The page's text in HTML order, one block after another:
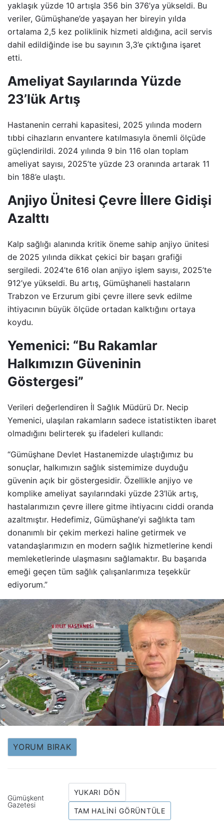
yaklaşık yüzde 10 artışla 356 bin 376’ya yükseldi. Bu
veriler, Gümüşhane’de yaşayan her bireyin yılda
ortalama 2,5 kez poliklinik hizmeti aldığına, acil servis
dahil edildiğinde ise bu sayının 3,3’e çıktığına işaret
etti.
Ameliyat Sayılarında Yüzde
23’lük Artış
Hastanenin cerrahi kapasitesi, 2025 yılında modern
tıbbi cihazların envantere katılmasıyla önemli ölçüde
güçlendirildi. 2024 yılında 9 bin 116 olan toplam
ameliyat sayısı, 2025’te yüzde 23 oranında artarak 11
bin 188’e ulaştı.
Anjiyo Ünitesi Çevre İllere Gidişi
Azalttı
Kalp sağlığı alanında kritik öneme sahip anjiyo ünitesi
de 2025 yılında dikkat çekici bir başarı grafiği
sergiledi. 2024’te 616 olan anjiyo işlem sayısı, 2025’te
912’ye yükseldi. Bu artış, Gümüşhaneli hastaların
Trabzon ve Erzurum gibi çevre illere sevk edilme
ihtiyacının büyük ölçüde ortadan kalktığını ortaya
koydu.
Yemenici: “Bu Rakamlar
Halkımızın Güveninin
Göstergesi”
Verileri değerlendiren İl Sağlık Müdürü Dr. Necip
Yemenici, ulaşılan rakamların sadece istatistikten ibaret
olmadığını belirterek şu ifadeleri kullandı:
“Gümüşhane Devlet Hastanemizde ulaştığımız bu
sonuçlar, halkımızın sağlık sistemimize duyduğu
güvenin açık bir göstergesidir. Özellikle anjiyo ve
komplike ameliyat sayılarındaki yüzde 23’lük artış,
hastalarımızın çevre illere gitme ihtiyacını ciddi oranda
azaltmıştır. Hedefimiz, Gümüşhane’yi sağlıkta tam
donanımlı bir çekim merkezi haline getirmek ve
vatandaşlarımızın en modern sağlık hizmetlerine kendi
memleketlerinde ulaşmasını sağlamaktır. Bu başarıda
emeği geçen tüm sağlık çalışanlarımıza teşekkür
ediyorum.”
YORUM BIRAK
Gümüşkent
Gazetesi
YUKARI DÖN
TAM HALINI GÖRÜNTÜLE